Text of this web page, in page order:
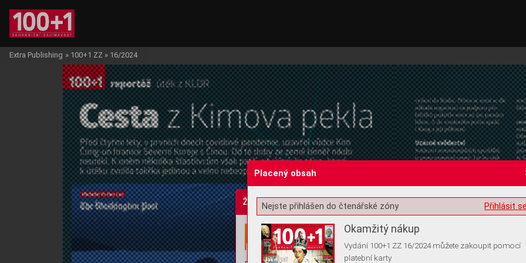
Žádost o souhlas s ukládáním volitelných informací
Extra Publishing » 100+1 ZZ » 16/2024
Placený obsah
Přihlásit
Nejste přihlášen do čtenářské zóny
Okamžitý nákup
Vydání 100+1 ZZ 16/2024 můžete zakoupit pomocí
platební karty